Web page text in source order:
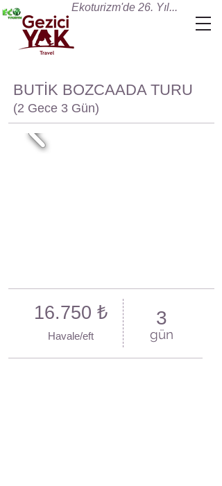
Ekoturizm'de 26. Yıl...
BUTİK BOZCAADA TURU
(2 Gece 3 Gün)
16.750 ₺
Havale/eft
3
gün